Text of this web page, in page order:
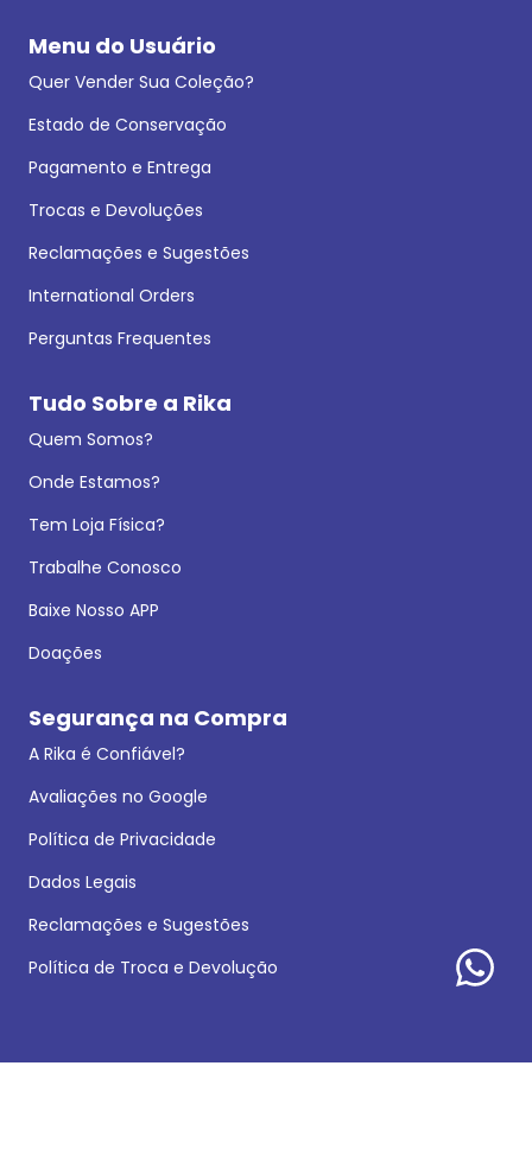
Menu do Usuário
Quer Vender Sua Coleção?
Estado de Conservação
Pagamento e Entrega
Trocas e Devoluções
Reclamações e Sugestões
International Orders
Perguntas Frequentes
Tudo Sobre a Rika
Quem Somos?
Onde Estamos?
Tem Loja Física?
Trabalhe Conosco
Baixe Nosso APP
Doações
Segurança na Compra
A Rika é Confiável?
Avaliações no Google
Política de Privacidade
Dados Legais
Reclamações e Sugestões
Política de Troca e Devolução